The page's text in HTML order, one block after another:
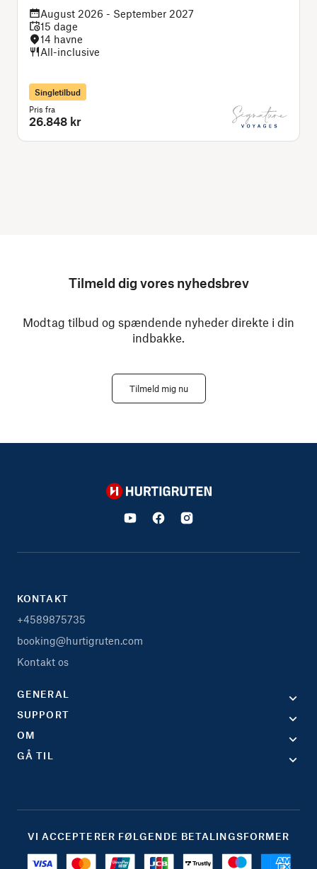
August 2026 - September 2027
15 dage
14 havne
All-inclusive
Singletilbud
Pris fra
26.848 kr
Tilmeld dig vores nyhedsbrev
Modtag tilbud og spændende nyheder direkte i din
indbakke.
Tilmeld mig nu
Hurtigruten
KONTAKT
+4589875735
booking@hurtigruten.com
Kontakt os
GENERAL
SUPPORT
OM
GÅ TIL
VI ACCEPTERER FØLGENDE BETALINGSFORMER